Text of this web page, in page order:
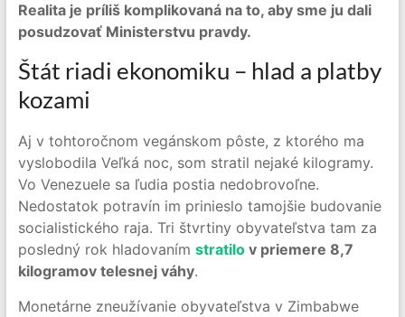
Realita je príliš komplikovaná na to, aby sme ju dali
posudzovať Ministerstvu pravdy.
Štát riadi ekonomiku – hlad a platby
kozami
Aj v tohtoročnom vegánskom pôste, z ktorého ma
vyslobodila Veľká noc, som stratil nejaké kilogramy.
Vo Venezuele sa ľudia postia nedobrovoľne.
Nedostatok potravín im prinieslo tamojšie budovanie
socialistického raja. Tri štvrtiny obyvateľstva tam za
posledný rok hladovaním stratilov priemere 8,7
kilogramov telesnej váhy.
Monetárne zneužívanie obyvateľstva v Zimbabwe